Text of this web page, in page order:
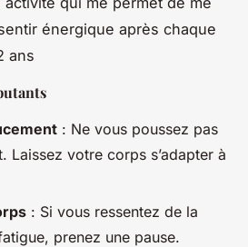
énergique après chaque
ans
: Ne vous poussez pas
Laissez votre corps s’adapter à
: Si vous ressentez de la
prenez une pause.